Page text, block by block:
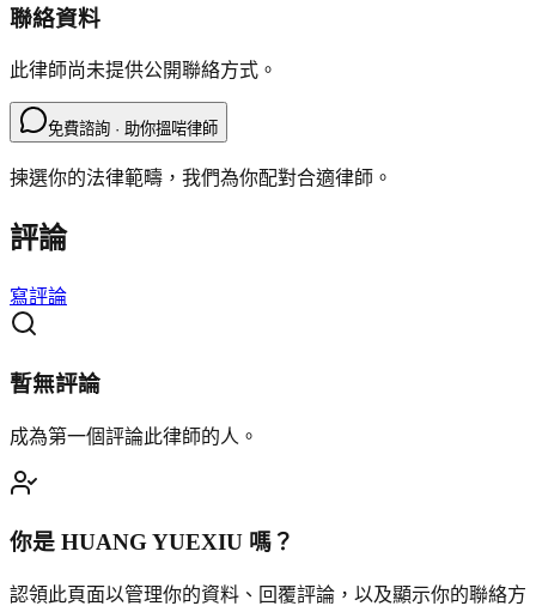
聯絡資料
此律師尚未提供公開聯絡方式。
免費諮詢 · 助你搵啱律師
揀選你的法律範疇，我們為你配對合適律師。
評論
寫評論
暫無評論
成為第一個評論此律師的人。
你是 HUANG YUEXIU 嗎？
認領此頁面以管理你的資料、回覆評論，以及顯示你的聯絡方